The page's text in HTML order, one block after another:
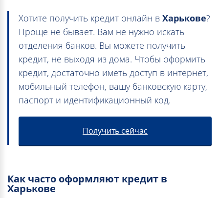
Хотите получить кредит онлайн в Харькове?
Проще не бывает. Вам не нужно искать
отделения банков. Вы можете получить
кредит, не выходя из дома. Чтобы оформить
кредит, достаточно иметь доступ в интернет,
мобильный телефон, вашу банковскую карту,
паспорт и идентификационный код.
Получить сейчас
Как часто оформляют кредит в
Харькове